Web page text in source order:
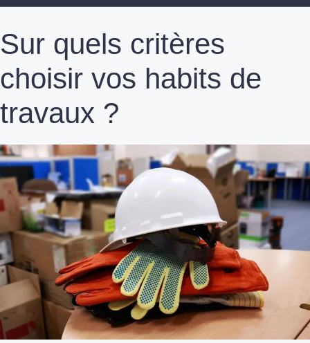
Sur quels critères
choisir vos habits de
travaux ?